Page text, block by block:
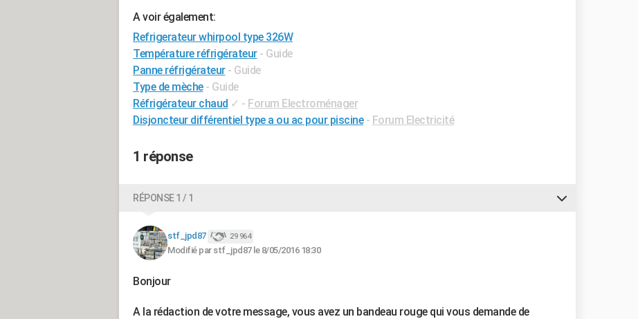
A voir également:
Refrigerateur whirpool type 326W
Température réfrigérateur - Guide
Panne réfrigérateur - Guide
Type de mèche - Guide
Réfrigérateur chaud ✓ - Forum Electroménager
Disjoncteur différentiel type a ou ac pour piscine - Forum Electricité
1 réponse
RÉPONSE 1 / 1
stf_jpd87 29 964
Modifié par stf_jpd87 le 8/05/2016 18:30
Bonjour
A la rédaction de votre message, vous avez un bandeau rouge qui vous demande de